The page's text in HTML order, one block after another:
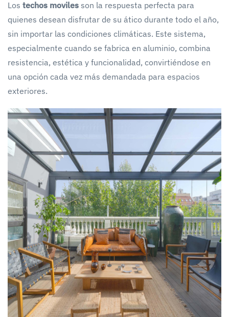
Los techos moviles son la respuesta perfecta para
quienes desean disfrutar de su ático durante todo el año,
sin importar las condiciones climáticas. Este sistema,
especialmente cuando se fabrica en aluminio, combina
resistencia, estética y funcionalidad, convirtiéndose en
una opción cada vez más demandada para espacios
exteriores.